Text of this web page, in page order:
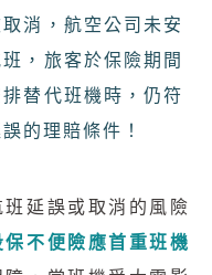
消，航空公司未安
，旅客於保險期間
替代班機時，仍符
的理賠條件！
延誤或取消的風險
保不便險應首重班機